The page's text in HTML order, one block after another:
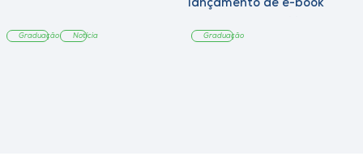
Graduação Notícia
lançamento de e-book
Graduação